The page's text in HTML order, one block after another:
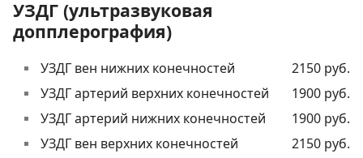
УЗДГ (ультразвуковая
допплерография)
УЗДГ вен нижних конечностей
2150 руб.
УЗДГ артерий верхних конечностей
1900 руб.
УЗДГ артерий нижних конечностей
1900 руб.
УЗДГ вен верхних конечностей
2150 руб.